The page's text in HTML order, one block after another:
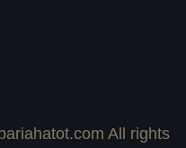
All rights